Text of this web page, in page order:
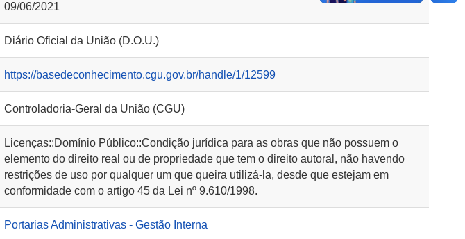
09/06/2021
Diário Oficial da União (D.O.U.)
https://basedeconhecimento.cgu.gov.br/handle/1/12599
Controladoria-Geral da União (CGU)
Licenças::Domínio Público::Condição jurídica para as obras que não possuem o
elemento do direito real ou de propriedade que tem o direito autoral, não havendo
restrições de uso por qualquer um que queira utilizá-la, desde que estejam em
conformidade com o artigo 45 da Lei nº 9.610/1998.
Portarias Administrativas - Gestão Interna